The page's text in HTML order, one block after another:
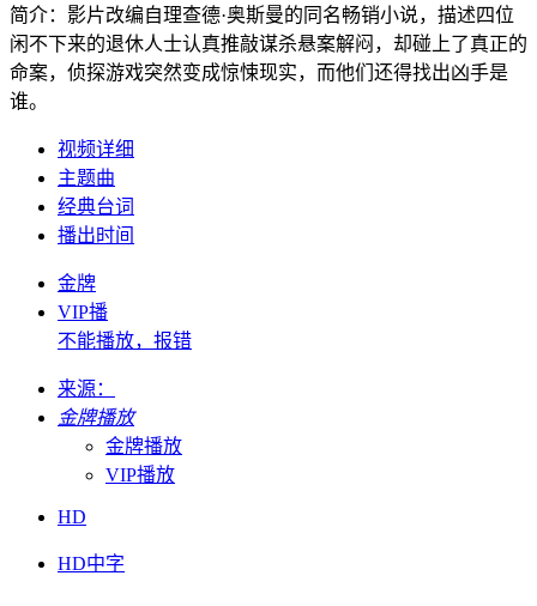
简介： 影片改编自理查德·奥斯曼的同名畅销小说，描述四位
闲不下来的退休人士认真推敲谋杀悬案解闷，却碰上了真正的
命案，侦探游戏突然变成惊悚现实，而他们还得找出凶手是
谁。
视频详细
主题曲
经典台词
播出时间
金牌
VIP播
不能播放，报错
来源：
金牌播放
金牌播放
VIP播放
HD
HD中字